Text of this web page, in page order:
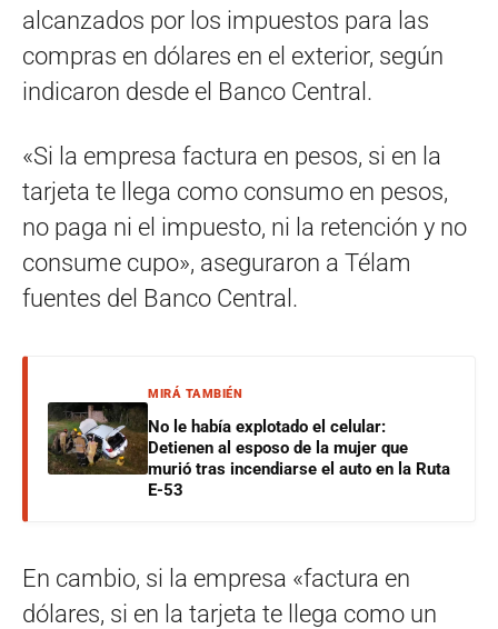
alcanzados por los impuestos para las
compras en dólares en el exterior, según
indicaron desde el Banco Central.
«Si la empresa factura en pesos, si en la
tarjeta te llega como consumo en pesos,
no paga ni el impuesto, ni la retención y no
consume cupo», aseguraron a Télam
fuentes del Banco Central.
MIRÁ TAMBIÉN
No le había explotado el celular:
Detienen al esposo de la mujer que
murió tras incendiarse el auto en la Ruta
E-53
En cambio, si la empresa «factura en
dólares, si en la tarjeta te llega como un